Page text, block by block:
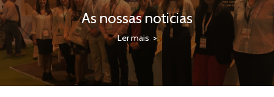
As nossas noticias
Ler mais >